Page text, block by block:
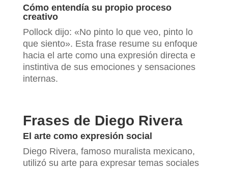
Cómo entendía su propio proceso
creativo
Pollock dijo: «No pinto lo que veo, pinto lo
que siento». Esta frase resume su enfoque
hacia el arte como una expresión directa e
instintiva de sus emociones y sensaciones
internas.
Frases de Diego Rivera
El arte como expresión social
Diego Rivera, famoso muralista mexicano,
utilizó su arte para expresar temas sociales